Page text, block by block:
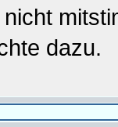
dazu.